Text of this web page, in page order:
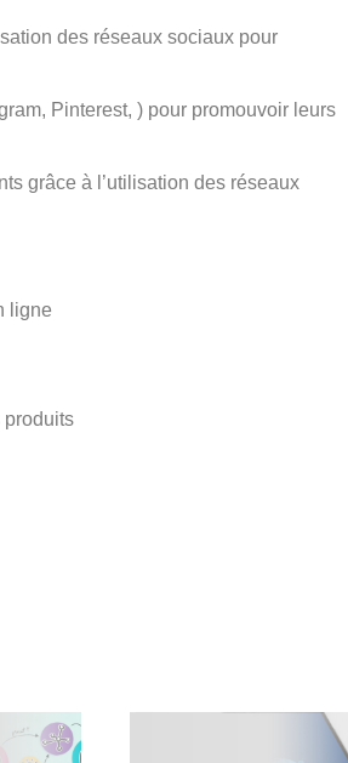
des réseaux sociaux pour
Pinterest, ) pour promouvoir leurs
grâce à l’utilisation des réseaux
ligne
produits